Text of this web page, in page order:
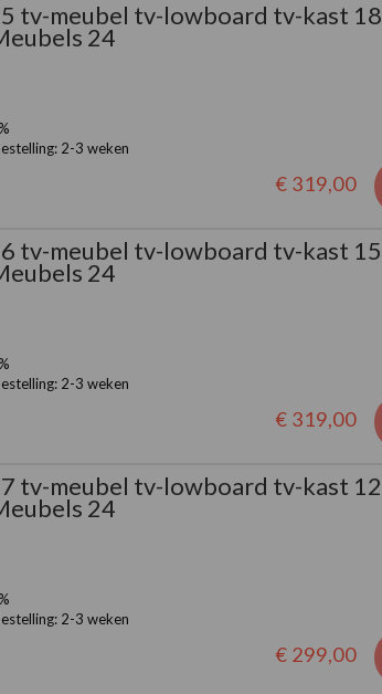
tv-meubel tv-lowboard tv-kast
24
2-3 weken
€ 319,00
tv-meubel tv-lowboard tv-kast
24
2-3 weken
€ 319,00
tv-meubel tv-lowboard tv-kast
24
2-3 weken
€ 299,00